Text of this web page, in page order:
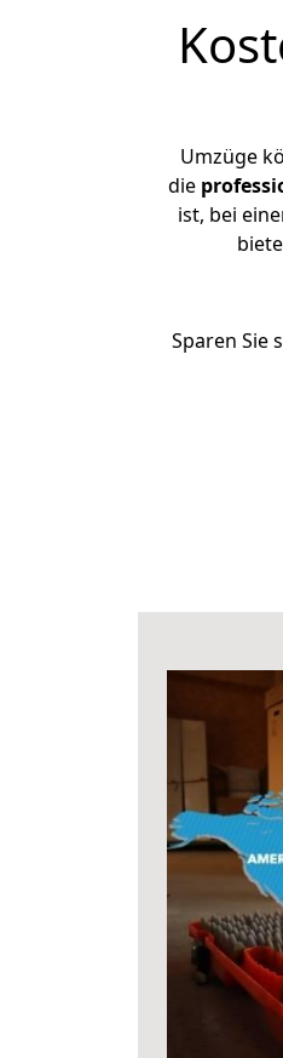
Umzüge
die
ist, bei
Sparen Sie